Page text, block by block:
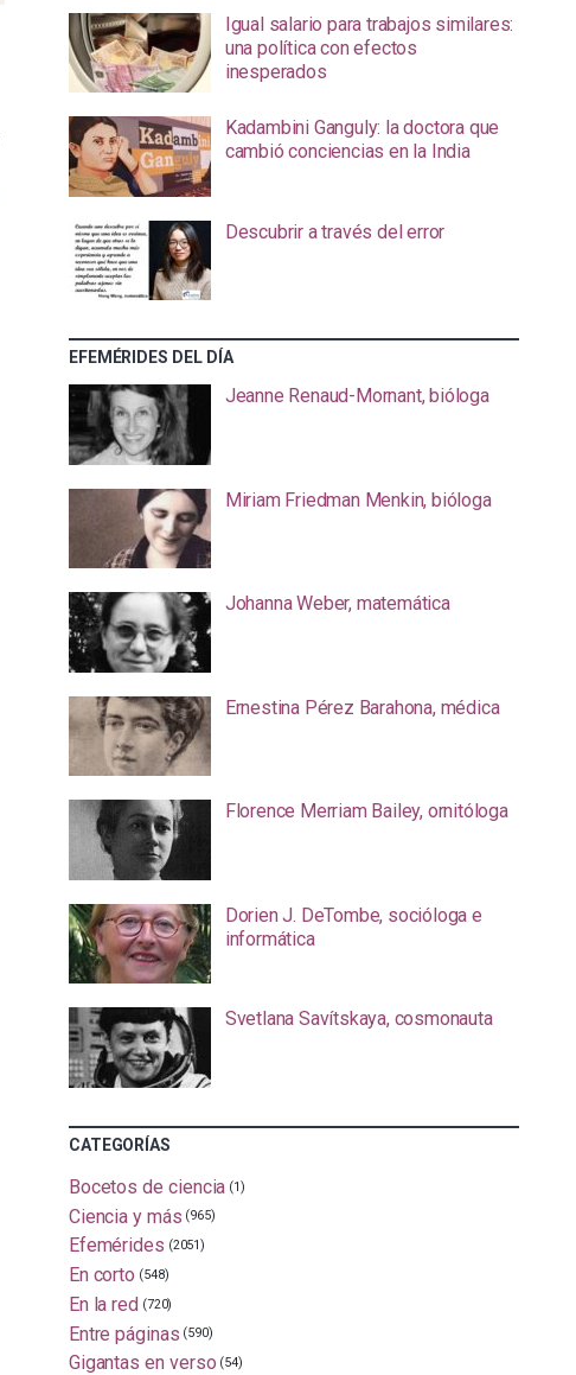
Igual salario para trabajos similares:
una política con efectos
inesperados
Kadambini Ganguly: la doctora que
cambió conciencias en la India
Descubrir a través del error
EFEMÉRIDES DEL DÍA
Jeanne Renaud-Mornant, bióloga
Miriam Friedman Menkin, bióloga
Johanna Weber, matemática
Ernestina Pérez Barahona, médica
Florence Merriam Bailey, ornitóloga
Dorien J. DeTombe, socióloga e
informática
Svetlana Savítskaya, cosmonauta
CATEGORÍAS
Bocetos de ciencia (1)
Ciencia y más (965)
Efemérides (2051)
En corto (548)
En la red (720)
Entre páginas (590)
Gigantas en verso (54)